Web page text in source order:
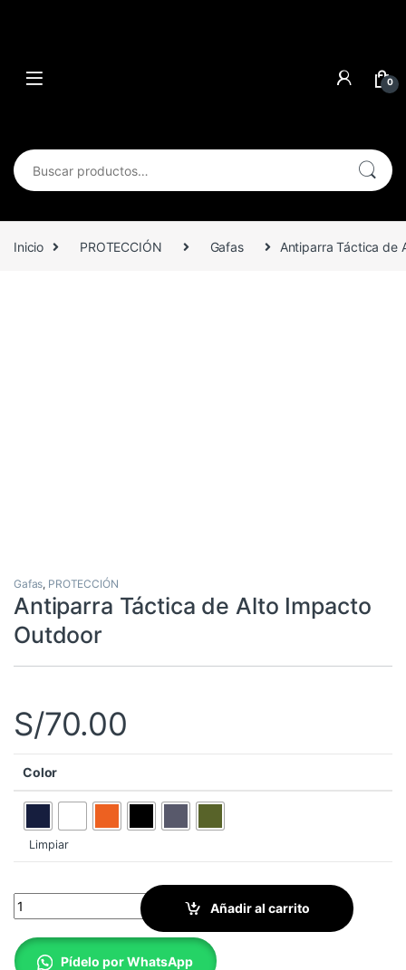
0
Buscar por:
Inicio PROTECCIÓN Gafas Antiparra Táctica de
Gafas, PROTECCIÓN
Antiparra Táctica de Alto Impacto
Outdoor
S/70.00
Color
Limpiar
Antiparra Táctica de Alto Impacto Outdoor quantity
Añadir al carrito
Pídelo por WhatsApp